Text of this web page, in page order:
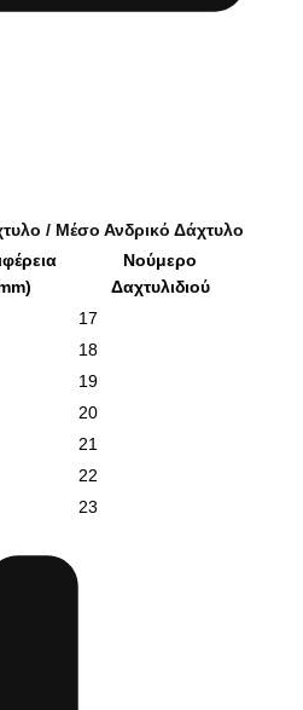
/ Μέσο Ανδρικό Δάχτυλο
Νούμερο
Δαχτυλιδιού
17
18
19
20
21
22
23